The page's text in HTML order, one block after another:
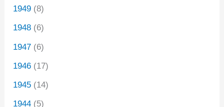
1949 (8)
1948 (6)
1947 (6)
1946 (17)
1945 (14)
1944 (5)